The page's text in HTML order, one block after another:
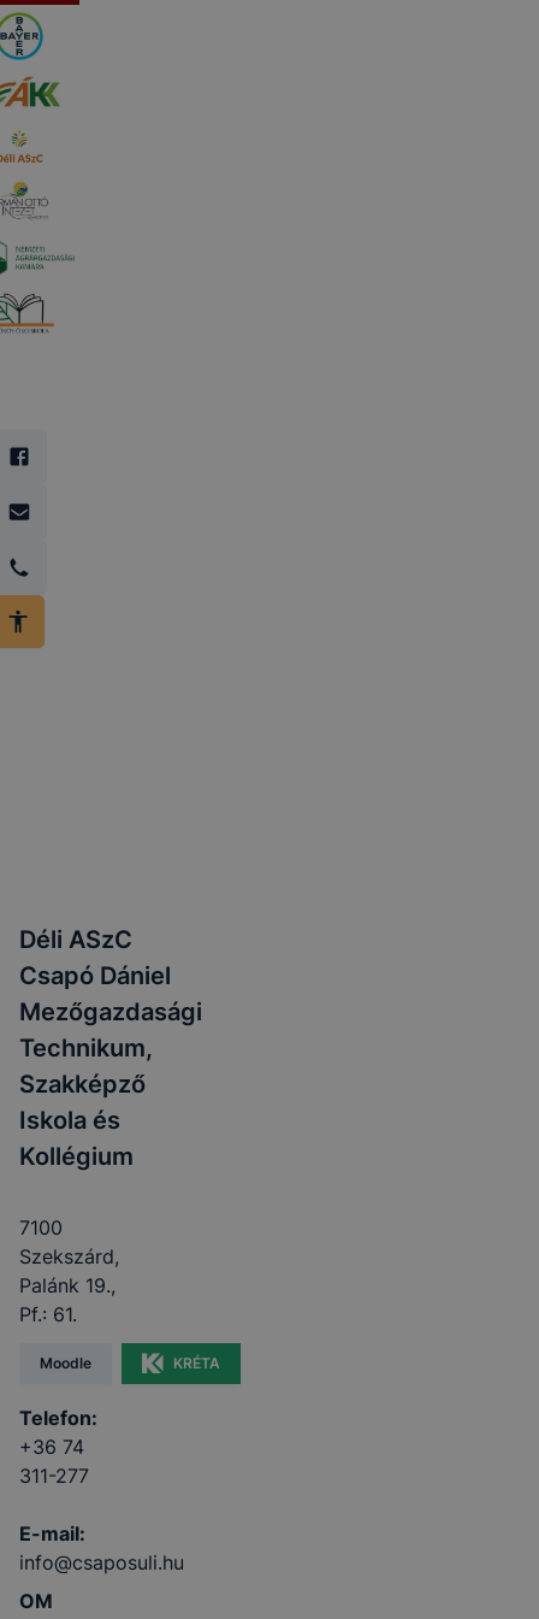
Déli ASzC
Csapó Dániel
Mezőgazdasági
Technikum,
Szakképző
Iskola és
Kollégium
7100
Szekszárd,
Palánk 19.,
Pf.: 61.
Moodle KRÉTA
Telefon:
+36 74
311-277
E-mail:
info@csaposuli.hu
OM